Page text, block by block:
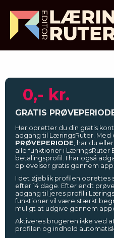
0,- kr.
GRATIS
Her opretter du din gratis
adgang til LæringsRuter. Med
PRØVEPERIODE, har du
alle funktioner i LæringsRuter
betalingsprofil. I har også
oplevelser gratis gennem
I det øjeblik profilen oprettes
efter 14 dage. Efter endt
adgang til jeres profil i
funktioner vil være stærkt
muligt at udgive gennem
Aktiveres brugeren ikke ved
profilen og indhold